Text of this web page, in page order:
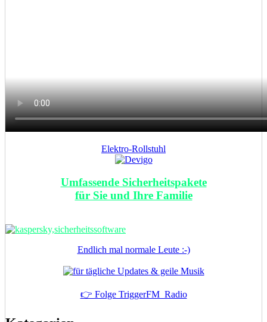
Elektro-Rollstuhl
Umfassende Sicherheitspakete
für Sie und Ihre Familie
Endlich mal normale Leute :-)
👉 Folge TriggerFM_Radio